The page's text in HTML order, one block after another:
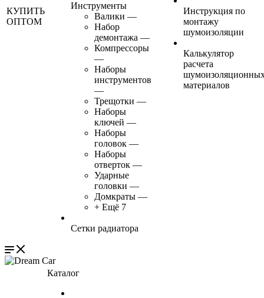
КУПИТЬ
ОПТОМ
Инструменты
Валики —
Набор
демонтажа —
Компрессоры
—
Наборы
инструментов
—
Трещотки —
Наборы
ключей —
Наборы
головок —
Наборы
отверток —
Ударные
головки —
Домкраты —
+ Ещё 7
Сетки радиатора
Инструкция по
монтажу
шумоизоляции
Калькулятор
расчета
материалов
Каталог